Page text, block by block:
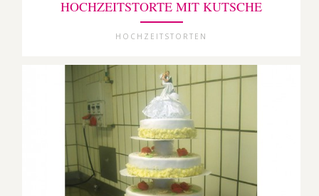
HOCHZEITSTORTE MIT KUTSCHE
HOCHZEITSTORTEN